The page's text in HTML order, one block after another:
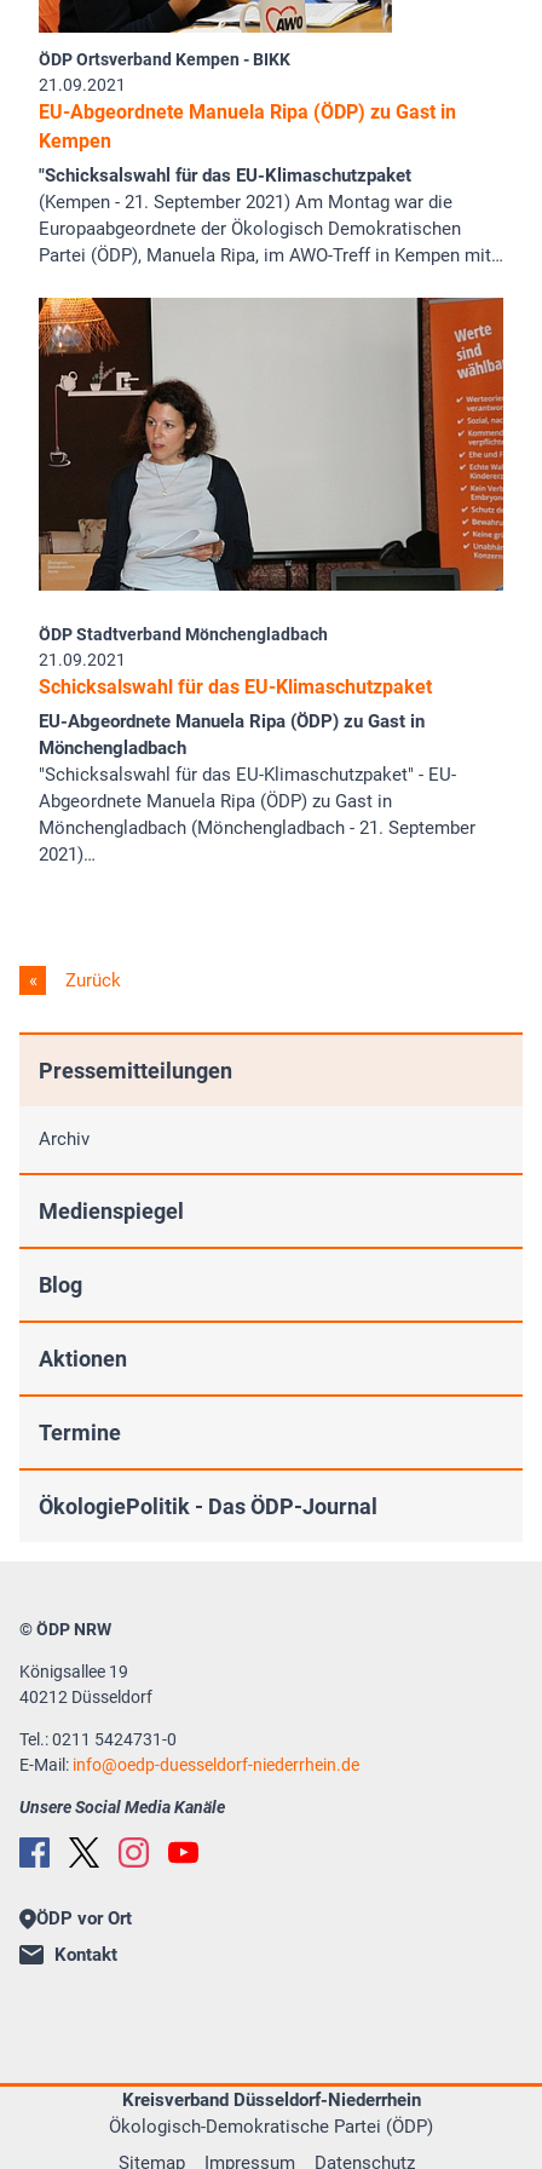
ÖDP Ortsverband Kempen - BIKK
21.09.2021
EU-Abgeordnete Manuela Ripa (ÖDP) zu Gast in
Kempen
"Schicksalswahl für das EU-Klimaschutzpaket
(Kempen - 21. September 2021) Am Montag war die
Europaabgeordnete der Ökologisch Demokratischen
Partei (ÖDP), Manuela Ripa, im AWO-Treff in Kempen mit…
ÖDP Stadtverband Mönchengladbach
21.09.2021
Schicksalswahl für das EU-Klimaschutzpaket
EU-Abgeordnete Manuela Ripa (ÖDP) zu Gast in
Mönchengladbach
"Schicksalswahl für das EU-Klimaschutzpaket" - EU-
Abgeordnete Manuela Ripa (ÖDP) zu Gast in
Mönchengladbach (Mönchengladbach - 21. September
2021)…
Zurück
Pressemitteilungen
Archiv
Medienspiegel
Blog
Aktionen
Termine
ÖkologiePolitik - Das ÖDP-Journal
© ÖDP NRW
Königsallee 19
40212 Düsseldorf
Tel.: 0211 5424731-0
E-Mail: info oedp-duesseldorf-niederrhein.de
Unsere Social Media Kanäle
ÖDP vor Ort
Kontakt
Kreisverband Düsseldorf-Niederrhein
Ökologisch-Demokratische Partei (ÖDP)
Sitemap
Impressum Datenschutz